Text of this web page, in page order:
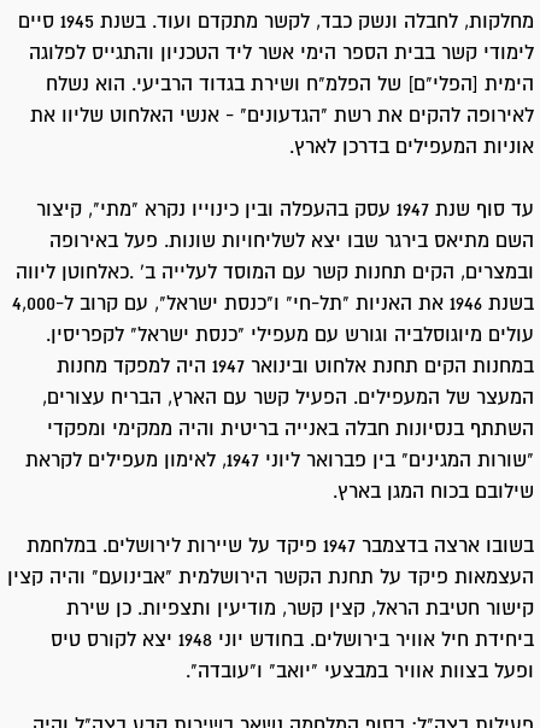
מחלקות, לחבלה ונשק כבד, לקשר מתקדם ועוד. בשנת 1945 סיים
לימודי קשר בבית הספר הימי אשר ליד הטכניון והתגייס לפלוגה
הימית [הפלי"ם] של הפלמ"ח ושירת בגדוד הרביעי. הוא נשלח
לאירופה להקים את רשת "הגדעונים" - אנשי האלחוט שליוו את
אוניות המעפילים בדרכן לארץ.
עד סוף שנת 1947 עסק בהעפלה ובין כינוייו נקרא "מתי", קיצור
השם מתיאס בירגר שבו יצא לשליחויות שונות. פעל באירופה
ובמצרים, הקים תחנות קשר עם המוסד לעלייה ב' .כאלחוטן ליווה
בשנת 1946 את האניות "תל-חי" ו"כנסת ישראל", עם קרוב ל-4,000
עולים מיוגוסלביה וגורש עם מעפילי "כנסת ישראל" לקפריסין.
במחנות הקים תחנת אלחוט ובינואר 1947 היה למפקד מחנות
המעצר של המעפילים. הפעיל קשר עם הארץ, הבריח עצורים,
השתתף בנסיונות חבלה באנייה בריטית והיה ממקימי ומפקדי
"שורות המגינים" בין פברואר ליוני 1947, לאימון מעפילים לקראת
שילובם בכוח המגן בארץ.
בשובו ארצה בדצמבר 1947 פיקד על שיירות לירושלים. במלחמת
העצמאות פיקד על תחנת הקשר הירושלמית "אבינועם" והיה קצין
קישור חטיבת הראל, קצין קשר, מודיעין ותצפיות. כן שירת
ביחידת חיל אוויר בירושלים. בחודש יוני 1948 יצא לקורס טיס
ופעל בצוות אוויר במבצעי "יואב" ו"עובדה".